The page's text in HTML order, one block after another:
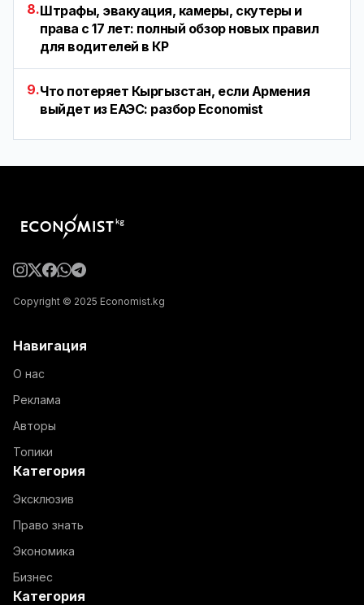
8.Штрафы, эвакуация, камеры, скутеры и
права с 17 лет: полный обзор новых правил
для водителей в КР
9.Что потеряет Кыргызстан, если Армения
выйдет из ЕАЭС: разбор Economist
Copyright © 2025 Economist.kg
Навигация
О нас
Реклама
Авторы
Топики
Категория
Эксклюзив
Право знать
Экономика
Бизнес
Категория